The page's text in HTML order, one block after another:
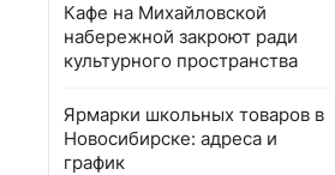
Кафе на Михайловской
набережной закроют ради
культурного пространства
Ярмарки школьных товаров в
Новосибирске: адреса и
график